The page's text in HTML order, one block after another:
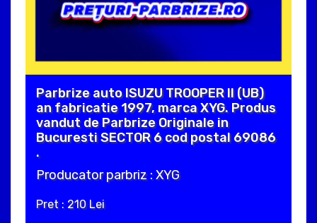
Parbrize auto ISUZU TROOPER II (UB)
an fabricatie 1997, marca XYG. Produs
vandut de Parbrize Originale in
Bucuresti SECTOR 6 cod postal 69086
.
Producator parbriz : XYG
Pret : 210 Lei